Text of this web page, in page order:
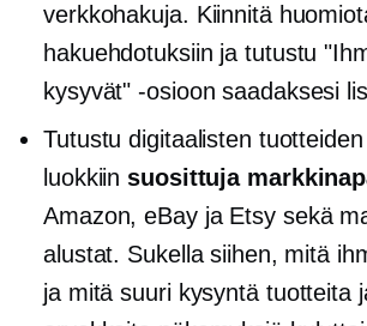
verkkohakuja. Kiinnitä
hakuehdotuksiin ja tutustu
kysyvät" -osioon saadaksesi
Tutustu digitaalisten tuotteiden
luokkiinsuosittuja
Amazon, eBay ja Etsy sekä
alustat. Sukella siihen, mitä
ja mitäsuuri kysyntätuotteita